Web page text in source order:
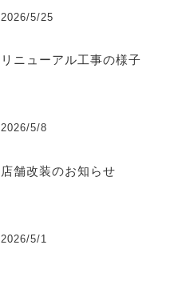
2026/5/25
リニューアル工事の様子
2026/5/8
店舗改装のお知らせ
2026/5/1